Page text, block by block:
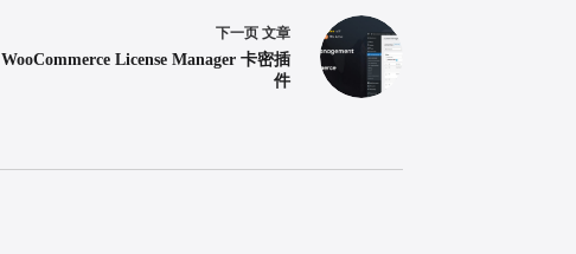
下一页 文章
WooCommerce License Manager 卡密插
件